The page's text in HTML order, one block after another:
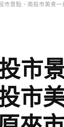
景點、南投市美食
市
市